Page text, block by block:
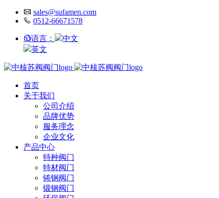
sales@sufamen.com
0512-66671578
语言：
中文
英文
首页
关于我们
公司介绍
品牌优势
服务理念
企业文化
产品中心
特种阀门
特材阀门
铸钢阀门
锻钢阀门